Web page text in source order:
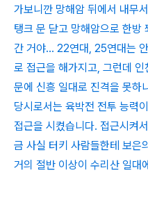
가보니깐 망해암 뒤에서 내무
탱크 문 닫고 망해암으로 한방
간 거야... 22연대, 25연대는
로 접근을 해가지고, 그런데
문에 신흥 일대로 진격을 못하
당시로서는 육박전 전투 능력
접근을 시켰습니다. 접근시켜
금 사실 터키 사람들한테 보은
거의 절반 이상이 수리산 일대